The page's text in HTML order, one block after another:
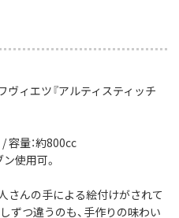
ィエツ『アルティスティッチ
容量：約800cc
使用可。
さんの手による絵付けがされて
ずつ違うのも、手作りの味わい